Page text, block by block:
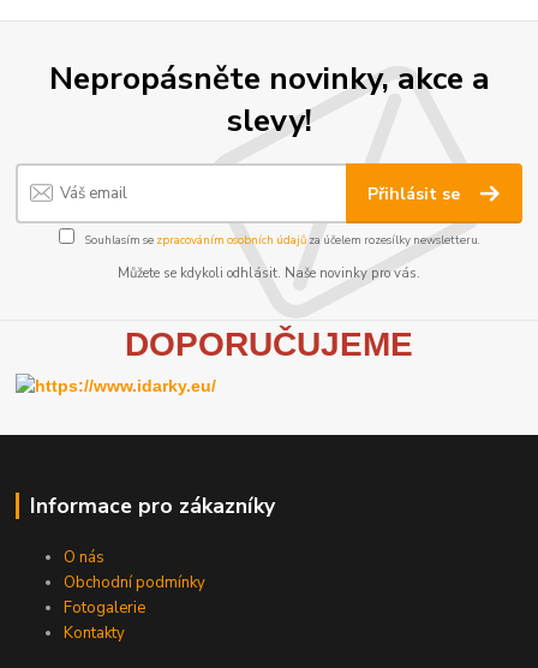
Nepropásněte novinky, akce a
slevy!
Přihlásit se
Souhlasím se zpracováním osobních údajůza účelem rozesílky newsletteru.
Můžete se kdykoli odhlásit. Naše novinky pro vás.
DOPORUČUJEME
Informace pro zákazníky
O nás
Obchodní podmínky
Fotogalerie
Kontakty